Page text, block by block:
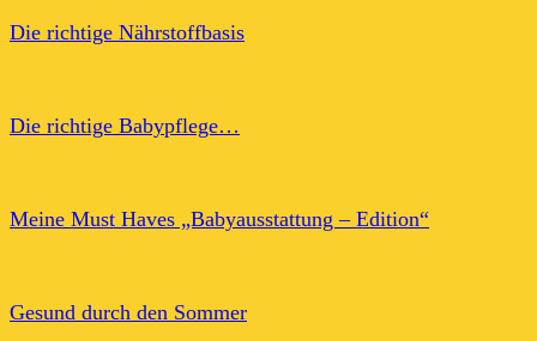
Die richtige Nährstoffbasis
Die richtige Babypflege…
Meine Must Haves „Babyausstattung – Edition“
Gesund durch den Sommer